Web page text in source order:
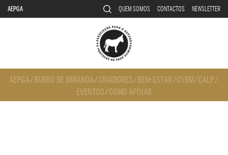
AEPGA QUEM SOMOS CONTACTOS NEWSLETTER
AEPGA/ BURRO DE MIRANDA/CRIADORES/ BEM-ESTAR/CVBM/CALP/
EVENTOS/COMO APOIAR